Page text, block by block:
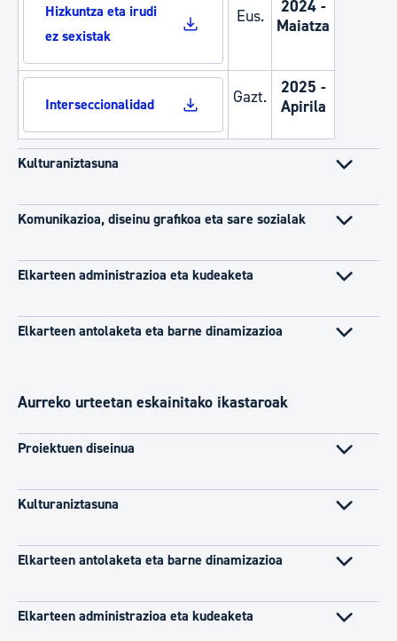
Hizkuntza eta irudi
ez sexistak
Eus.
2024 -
Maiatza
Interseccionalidad Gazt.
2025 -
Apirila
Kulturaniztasuna
Komunikazioa, diseinu grafikoa eta sare sozialak
Elkarteen administrazioa eta kudeaketa
Elkarteen antolaketa eta barne dinamizazioa
Aurreko urteetan eskainitako ikastaroak
Proiektuen diseinua
Kulturaniztasuna
Elkarteen antolaketa eta barne dinamizazioa
Elkarteen administrazioa eta kudeaketa